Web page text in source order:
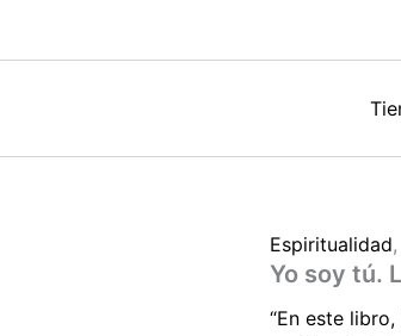
Espiritualidad,
Yo soy tú.
“En este
de